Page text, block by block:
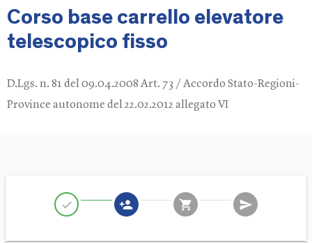
Corso base carrello elevatore
telescopico fisso
D.Lgs. n. 81 del 09.04.2008 Art. 73 / Accordo Stato-Regioni-
Province autonome del 22.02.2012 allegato VI
check person_add shopping_cart send